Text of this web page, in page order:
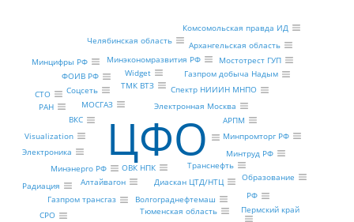
ЦФО
Электронная Москва
Спектр НИИИН МНПО
ОВК НПК Транснефть
ТМК ВТЗ
Алтайвагон Диаскан ЦТД/НТЦ
МОСГАЗ
Газпром трансгаз
Газпром добыча Надым
Волгограднефтемаш
Мостотрест ГУП
Минэнерго РФ
Минтруд РФ
ФОИВ РФ
Минэкономразвития РФ
Минпромторг РФ
Минцифры РФ
АРПМ
Widget
Соцсеть
ВКС
Visualization
Электроника
Архангельская область
Челябинская область
Пермский край
Тюменская область
РФ
Радиация
Образование
CTO
СРО
Комсомольская правда ИД
РАН